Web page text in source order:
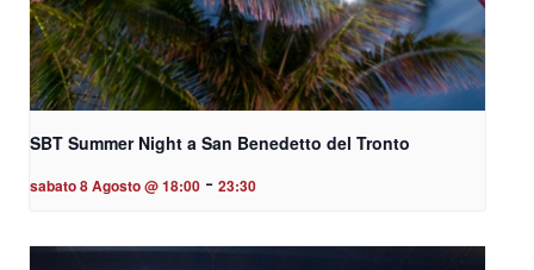
SBT Summer Night a San Benedetto del Tronto
sabato 8 Agosto @ 18:00 - 23:30